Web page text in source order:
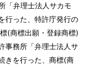
「弁理士法人サカモ
行った、特許庁発行の
(商標出願・登録商標)
事務所「弁理士法人サ
きを行った、商標(商